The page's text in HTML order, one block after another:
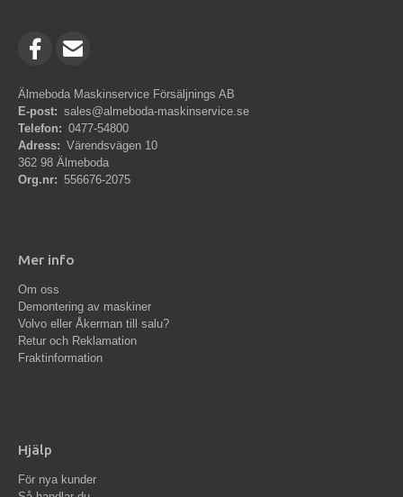
Älmeboda Maskinservice Försäljnings AB
E-post: sales@almeboda-maskinservice.se
Telefon: 0477-54800
Adress: Värendsvägen 10
362 98 Älmeboda
Org.nr: 556676-2075
Mer info
Om oss
Demontering av maskiner
Volvo eller Åkerman till salu?
Retur och Reklamation
Fraktinformation
Hjälp
För nya kunder